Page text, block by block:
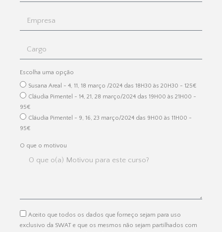
Escolha uma opção
Susana Areal - 4, 11, 18 março /2024 das 18H30 às 20H30 - 125€
Cláudia Pimentel - 14, 21, 28 março/2024 das 19H00 às 21H00 -
95€
Cláudia Pimentel - 9, 16, 23 março/2024 das 9H00 às 11H00 -
95€
O que o motivou
Aceito que todos os dados que forneço sejam para uso
exclusivo da SWAT e que os mesmos não sejam partilhados com